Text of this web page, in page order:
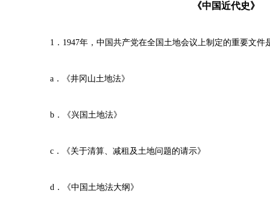
《中国近代史》
1．1947年，中国共产党在全国土地会议上制定的重要文
a．《井冈山土地法》
b．《兴国土地法》
c．《关于清算、减租及土地问题的请示》
d．《中国土地法大纲》